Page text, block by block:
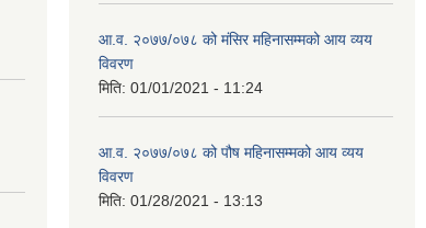
आ.व. २०७७/०७८ को मंसिर महिनासम्मको आय व्यय
विवरण
मिति: 01/01/2021 - 11:24
आ.व. २०७७/०७८ को पौष महिनासम्मको आय व्यय
विवरण
मिति: 01/28/2021 - 13:13